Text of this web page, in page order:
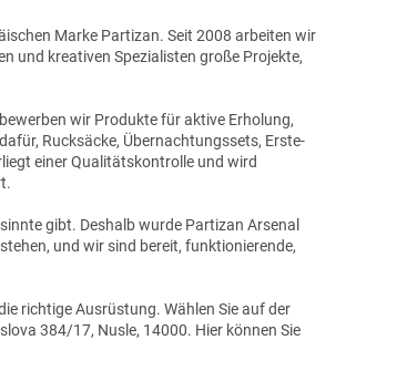
Marke Partizan. Seit 2008 arbeiten wir
und kreativen Spezialisten große Projekte,
wir Produkte für aktive Erholung,
Rucksäcke, Übernachtungssets, Erste-
einer Qualitätskontrolle und wird
gibt. Deshalb wurde Partizan Arsenal
und wir sind bereit, funktionierende,
richtige Ausrüstung. Wählen Sie auf der
384/17, Nusle, 14000. Hier können Sie